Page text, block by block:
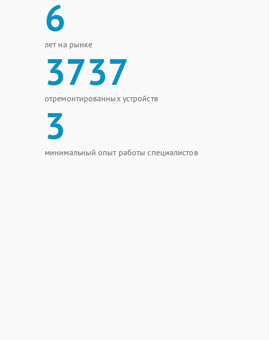
6
лет на рынке
3737
отремонтированных устройств
3
минимальный опыт работы специалистов